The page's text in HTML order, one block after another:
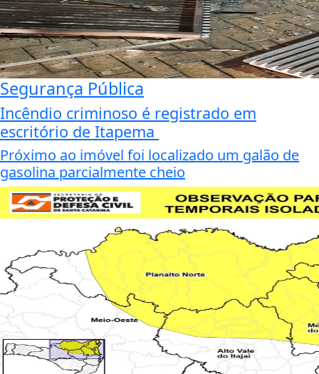
Segurança Pública
Incêndio criminoso é registrado em
escritório de Itapema
Próximo ao imóvel foi localizado um galão de
gasolina parcialmente cheio